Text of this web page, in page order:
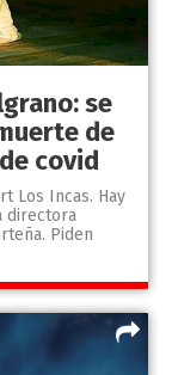
se
de
covid
Los Incas. Hay
directora
Piden